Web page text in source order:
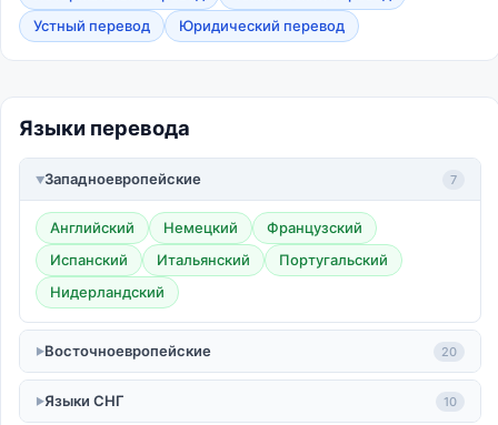
Устный перевод
Юридический перевод
Языки перевода
Западноевропейские 7
Английский Немецкий
Французский
Испанский
Итальянский
Португальский
Нидерландский
Восточноевропейские 20
Языки СНГ 10